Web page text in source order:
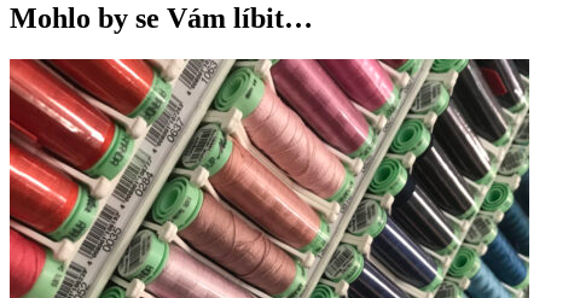
Mohlo by se Vám líbit…